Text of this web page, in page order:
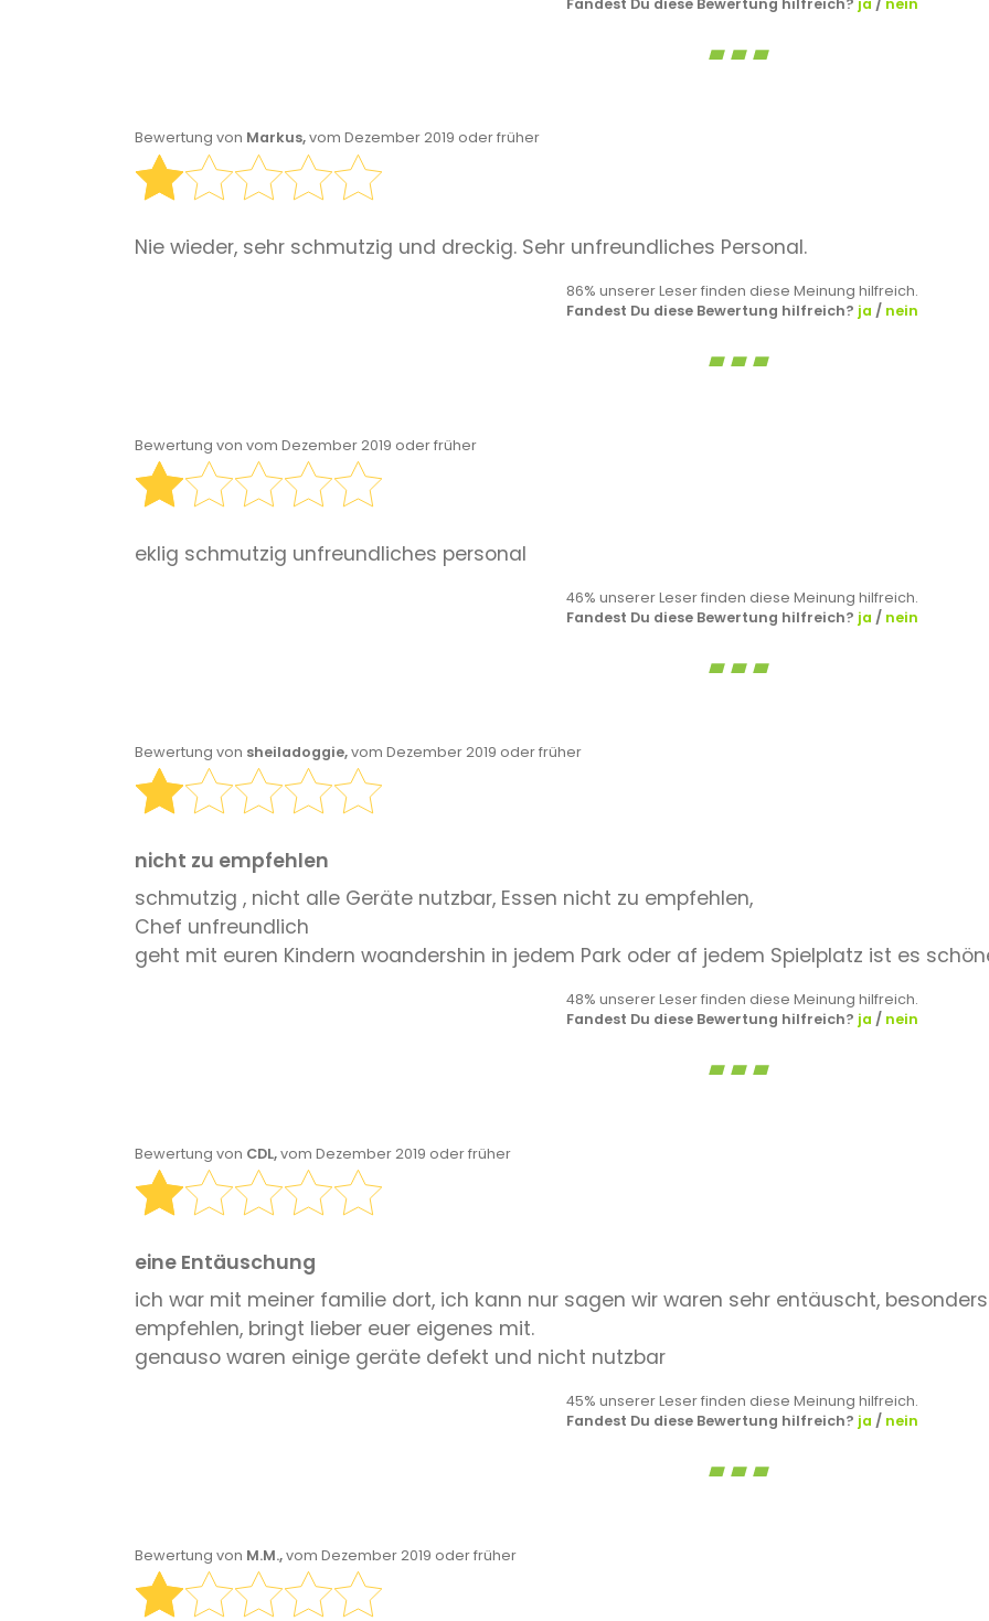
Bewertung von Markus,vom Dezember 2019 oder früher
Nie wieder, sehr schmutzig und dreckig. Sehr unfreundliches Personal.
86% unserer Leser finden diese Meinung hilfreich.
Fandest Du diese Bewertung hilfreich? ja / nein
Bewertung von vom Dezember 2019 oder früher
eklig schmutzig unfreundliches personal
46% unserer Leser finden diese Meinung hilfreich.
Fandest Du diese Bewertung hilfreich? ja / nein
Bewertung von sheiladoggie,vom Dezember 2019 oder früher
nicht zu empfehlen
schmutzig , nicht alle Geräte nutzbar, Essen nicht zu empfehlen,
Chef unfreundlich
geht mit euren Kindern woandershin in jedem Park oder af jedem Spielplatz ist es
48% unserer Leser finden diese Meinung hilfreich.
Fandest Du diese Bewertung hilfreich? ja / nein
Bewertung von CDL,vom Dezember 2019 oder früher
eine Entäuschung
ich war mit meiner familie dort, ich kann nur sagen wir waren sehr entäuscht,
empfehlen, bringt lieber euer eigenes mit.
genauso waren einige geräte defekt und nicht nutzbar
45% unserer Leser finden diese Meinung hilfreich.
Fandest Du diese Bewertung hilfreich? ja / nein
Bewertung von M.M.,vom Dezember 2019 oder früher